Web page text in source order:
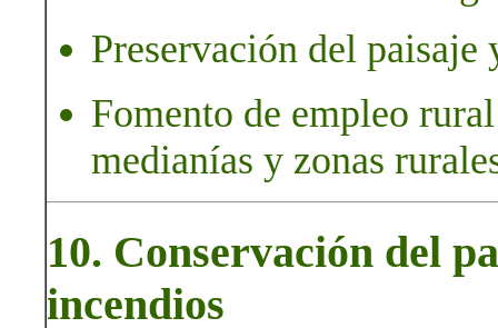
Preservación del
Fomento de empleo
medianías y zonas
10. Conservación del
incendios